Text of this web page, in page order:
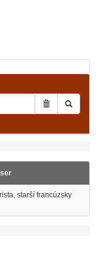
starší francúzsky